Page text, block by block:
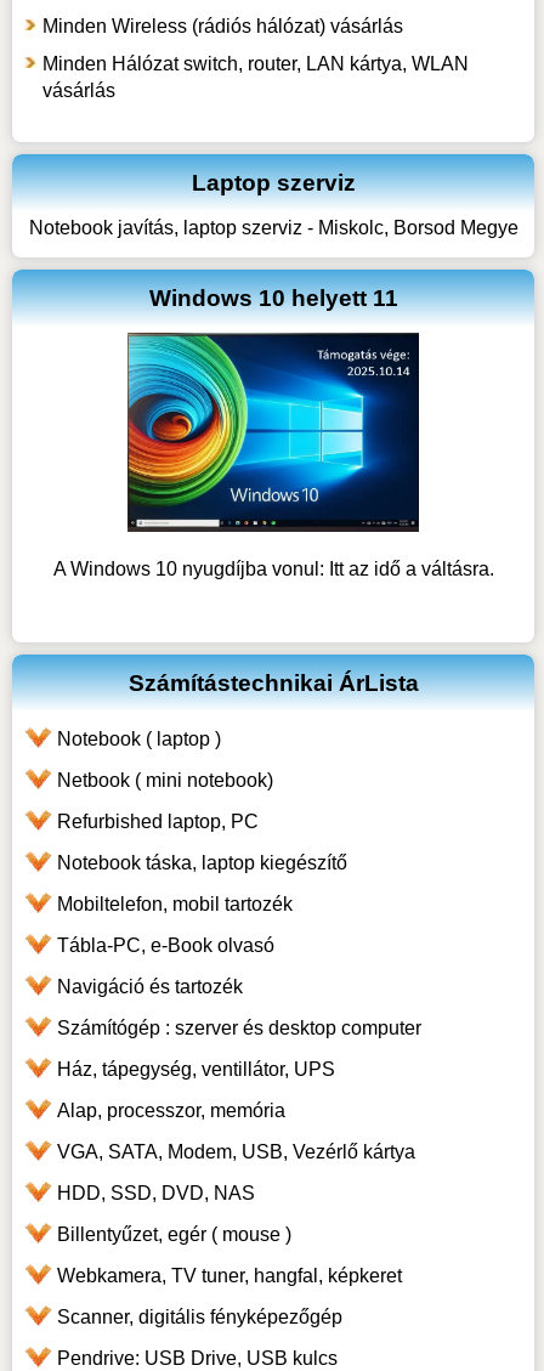
Minden Wireless (rádiós hálózat) vásárlás
Minden Hálózat switch, router, LAN kártya, WLAN
vásárlás
Laptop szerviz
Notebook javítás, laptop szerviz - Miskolc, Borsod Megye
Windows 10 helyett 11
A Windows 10 nyugdíjba vonul: Itt az idő a váltásra.
Számítástechnikai ÁrLista
Notebook ( laptop )
Netbook ( mini notebook)
Refurbished laptop, PC
Notebook táska, laptop kiegészítő
Mobiltelefon, mobil tartozék
Tábla-PC, e-Book olvasó
Navigáció és tartozék
Számítógép : szerver és desktop computer
Ház, tápegység, ventillátor, UPS
Alap, processzor, memória
VGA, SATA, Modem, USB, Vezérlő kártya
HDD, SSD, DVD, NAS
Billentyűzet, egér ( mouse )
Webkamera, TV tuner, hangfal, képkeret
Scanner, digitális fényképezőgép
Pendrive: USB Drive, USB kulcs